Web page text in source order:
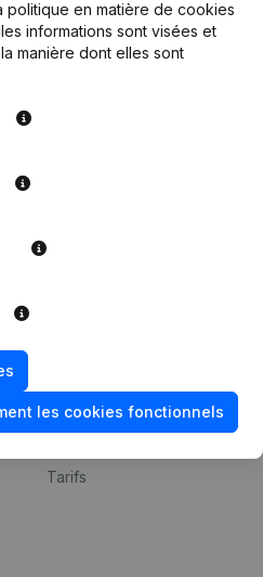
politique en matière de cookies
informations sont visées et
manière dont elles sont
les cookies fonctionnels
Monitoring
Recherche internationale
Contact
Tarifs